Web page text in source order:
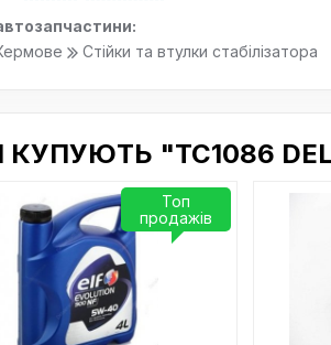
Стійки та втулки стабілізатора
"TC1086
Топ
продажів